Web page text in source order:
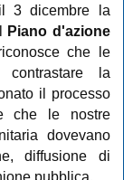
3 dicembre la
Piano d'azione
che le
contrastare la
il processo
che le nostre
dovevano
diffusione di
pubblica.